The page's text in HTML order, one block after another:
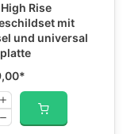
Rise
mit
und universal
*